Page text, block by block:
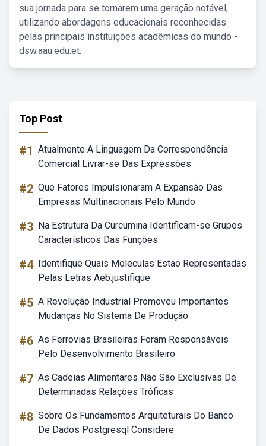
sua jornada para se tornarem uma geração notável,
utilizando abordagens educacionais reconhecidas
pelas principais instituições acadêmicas do mundo -
dsw.aau.edu.et.
Top Post
#1 Atualmente A Linguagem Da Correspondência
Comercial Livrar-se Das Expressões
#2 Que Fatores Impulsionaram A Expansão Das
Empresas Multinacionais Pelo Mundo
#3 Na Estrutura Da Curcumina Identificam-se Grupos
Característicos Das Funções
#4 Identifique Quais Moleculas Estao Representadas
Pelas Letras Aeb.justifique
#5 A Revolução Industrial Promoveu Importantes
Mudanças No Sistema De Produção
#6 As Ferrovias Brasileiras Foram Responsáveis
Pelo Desenvolvimento Brasileiro
#7 As Cadeias Alimentares Não São Exclusivas De
Determinadas Relações Tróficas
#8 Sobre Os Fundamentos Arquiteturais Do Banco
De Dados Postgresql Considere